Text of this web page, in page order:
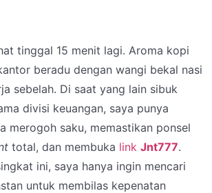
tinggal 15 menit lagi. Aroma kopi
beradu dengan wangi bekal nasi
sebelah. Di saat yang lain sibuk
divisi keuangan, saya punya
merogoh saku, memastikan ponsel
total, dan membuka link Jnt777.
ini, saya hanya ingin mencari
untuk membilas kepenatan